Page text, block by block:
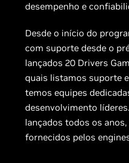
desempenho e
Desde o início do
com suporte desde o
lançados 20 Drivers
quais listamos suporte
temos equipes
desenvolvimento
lançados todos os
fornecidos pelos